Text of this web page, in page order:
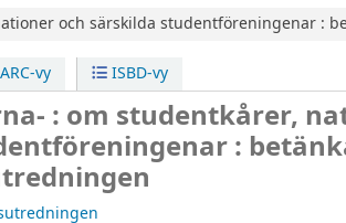
och särskilda studentföreningenar :
vy ISBD-vy
: om studentkårer,
: